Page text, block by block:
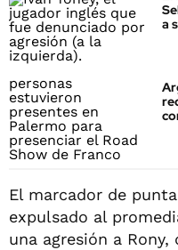
a
El marcador de
expulsado al
una agresión a